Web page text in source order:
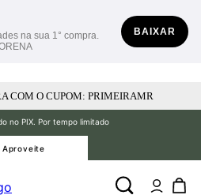
na sua 1° compra.
BAIXAR
COM O CUPOM: PRIMEIRAMR
no PIX. Por tempo limitado
Aproveite